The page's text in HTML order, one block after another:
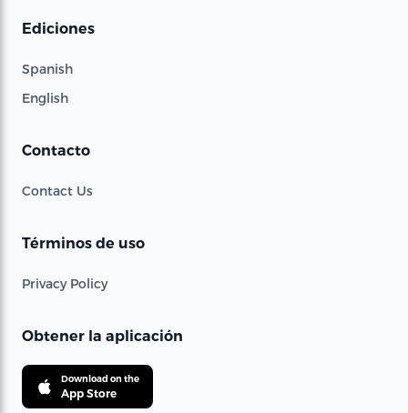
Ediciones
Spanish
English
Contacto
Contact Us
Términos de uso
Privacy Policy
Obtener la aplicación
Download on the
App Store